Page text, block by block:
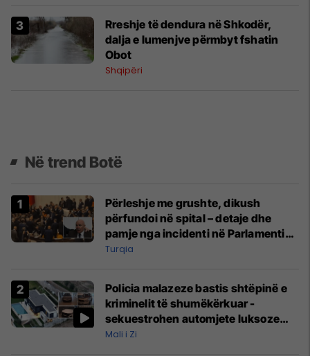
Rreshje të dendura në Shkodër,
dalja e lumenjve përmbyt fshatin
Obot
Shqipëri
Në trend Botë
Përleshje me grushte, dikush
përfundoi në spital – detaje dhe
pamje nga incidenti në Parlamentin
e Turqisë
Turqia
Policia malazeze bastis shtëpinë e
kriminelit të shumëkërkuar -
sekuestrohen automjete luksoze
dhe para të gatshme
Mali i Zi